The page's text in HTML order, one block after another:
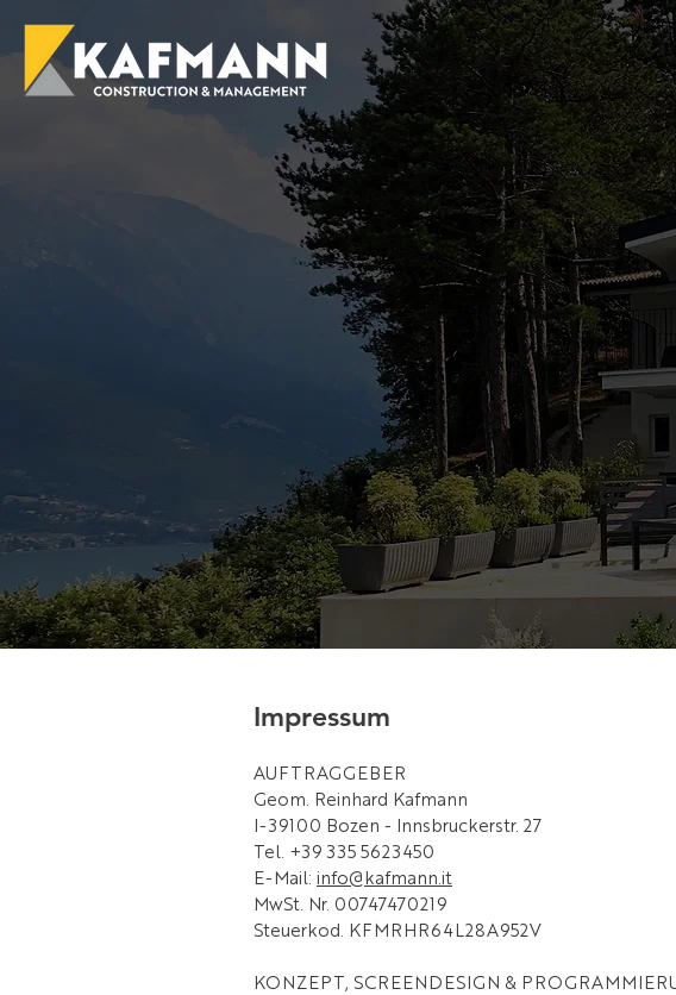
Impressum
AUFTRAGGEBER
Geom. Reinhard Kafmann
I-39100 Bozen - Innsbruckerstr. 27
Tel. +39 335 5623450
E-Mail: info@kafmann.it
MwSt. Nr. 00747470219
Steuerkod. KFMRHR64L28A952V
KONZEPT, SCREENDESIGN &